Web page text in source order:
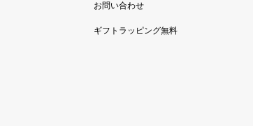
お問い合わせ
ギフトラッピング無料